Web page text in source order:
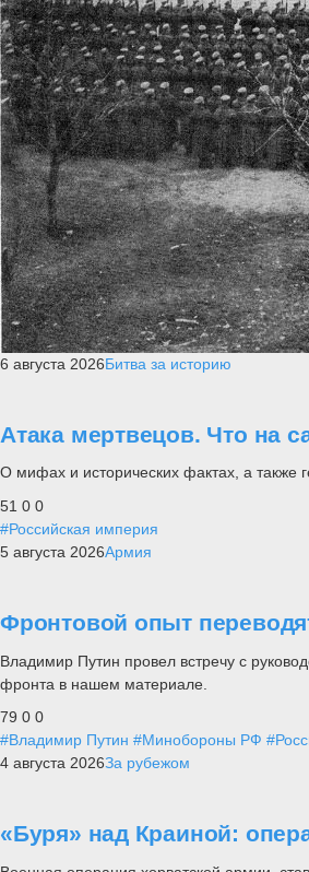
6 августа 2026Битва за историю
Атака мертвецов. Что на
О мифах и исторических фактах, а также
51 0 0
#Российская империя
5 августа 2026Армия
Фронтовой опыт
Владимир Путин провел встречу с
фронта в нашем материале.
79 0 0
#Владимир Путин #Минобороны РФ
4 августа 2026За рубежом
«Буря» над Краиной: